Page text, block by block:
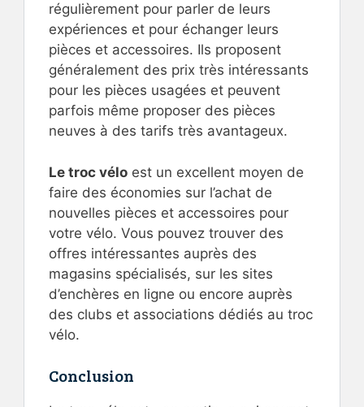
régulièrement pour parler de leurs
expériences et pour échanger leurs
pièces et accessoires. Ils proposent
généralement des prix très intéressants
pour les pièces usagées et peuvent
parfois même proposer des pièces
neuves à des tarifs très avantageux.
Le troc vélo est un excellent moyen de
faire des économies sur l’achat de
nouvelles pièces et accessoires pour
votre vélo. Vous pouvez trouver des
offres intéressantes auprès des
magasins spécialisés, sur les sites
d’enchères en ligne ou encore auprès
des clubs et associations dédiés au troc
vélo.
Conclusion